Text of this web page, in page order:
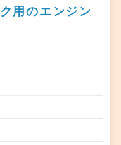
用のエンジン